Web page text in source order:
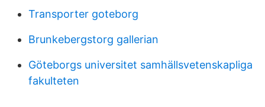
Transporter goteborg
Brunkebergstorg gallerian
Göteborgs universitet samhällsvetenskapliga
fakulteten